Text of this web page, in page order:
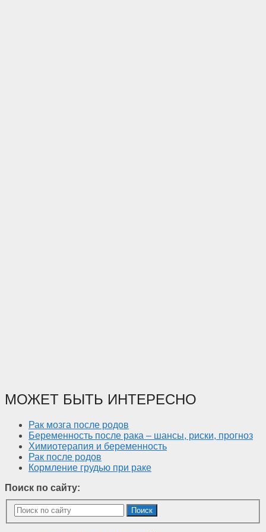
МОЖЕТ БЫТЬ ИНТЕРЕСНО
Рак мозга после родов
Беременность после рака – шансы, риски, прогноз
Химиотерапия и беременность
Рак после родов
Кормление грудью при раке
Поиск по сайту:
Поиск